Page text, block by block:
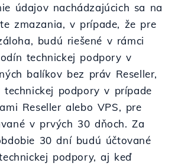
údajov nachádzajúcich sa na
zmazania, v prípade, že pre
budú riešené v rámci
technickej podpory v
balíkov bez práv Reseller,
technickej podpory v prípade
Reseller alebo VPS, pre
v prvých 30 dňoch. Za
30 dní budú účtované
podpory, aj keď